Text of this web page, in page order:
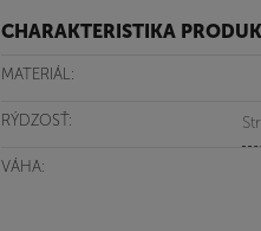
CHARAKTERISTIKA
MATERIÁL:
RÝDZOSŤ:
VÁHA: